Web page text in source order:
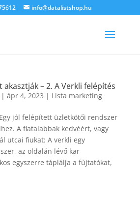
info@datalistshop.hu
– 2. A Verkli felépítés
ápr 4, 2023 | Lista marketing
jól felépített üzletkötői rendszer
A fiatalabbak kedvéért, vagy
utcai fiukat: A verkli egy
az oldalán lévő kar
egyszerre táplálja a fújtatókat,